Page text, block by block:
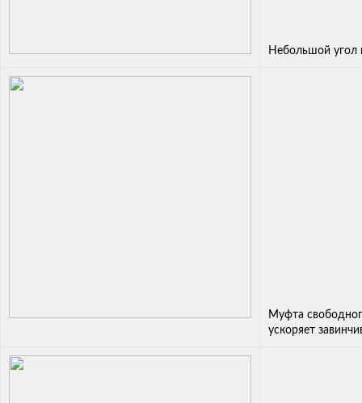
Небольшой угол
Муфта
ускоряет